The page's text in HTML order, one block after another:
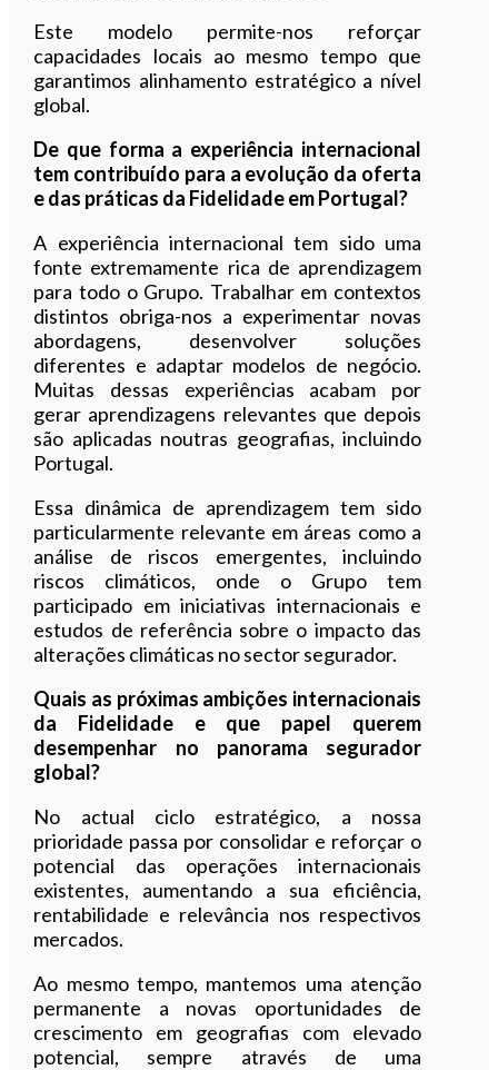
Este modelo permite-nos reforçar
capacidades locais ao mesmo tempo que
garantimos alinhamento estratégico a nível
global.
De que forma a experiência internacional
tem contribuído para a evolução da oferta
e das práticas da Fidelidade em Portugal?
A experiência internacional tem sido uma
fonte extremamente rica de aprendizagem
para todo o Grupo. Trabalhar em contextos
distintos obriga-nos a experimentar novas
abordagens, desenvolver soluções
diferentes e adaptar modelos de negócio.
Muitas dessas experiências acabam por
gerar aprendizagens relevantes que depois
são aplicadas noutras geografias, incluindo
Portugal.
Essa dinâmica de aprendizagem tem sido
particularmente relevante em áreas como a
análise de riscos emergentes, incluindo
riscos climáticos, onde o Grupo tem
participado em iniciativas internacionais e
estudos de referência sobre o impacto das
alterações climáticas no sector segurador.
Quais as próximas ambições internacionais
da Fidelidade e que papel querem
desempenhar no panorama segurador
global?
No actual ciclo estratégico, a nossa
prioridade passa por consolidar e reforçar o
potencial das operações internacionais
existentes, aumentando a sua eficiência,
rentabilidade e relevância nos respectivos
mercados.
Ao mesmo tempo, mantemos uma atenção
permanente a novas oportunidades de
crescimento em geografias com elevado
potencial, sempre através de uma